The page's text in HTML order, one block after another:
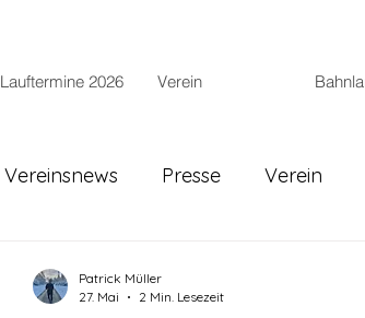
Lauftermine 2026 Verein
Vereinsnews Presse Verein
Patrick Müller
27. Mai
2 Min. Lesezeit